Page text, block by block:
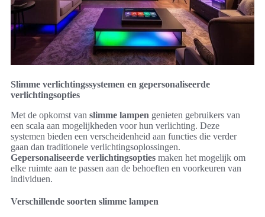
Slimme verlichtingssystemen en gepersonaliseerde
verlichtingsopties
Met de opkomst van slimme lampen genieten gebruikers van
een scala aan mogelijkheden voor hun verlichting. Deze
systemen bieden een verscheidenheid aan functies die verder
gaan dan traditionele verlichtingsoplossingen.
Gepersonaliseerde verlichtingsopties maken het mogelijk om
elke ruimte aan te passen aan de behoeften en voorkeuren van
individuen.
Verschillende soorten slimme lampen